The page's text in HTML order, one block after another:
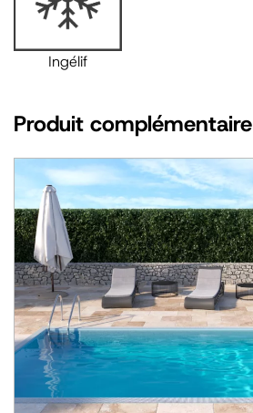
Ingélif
Produit complémentaire